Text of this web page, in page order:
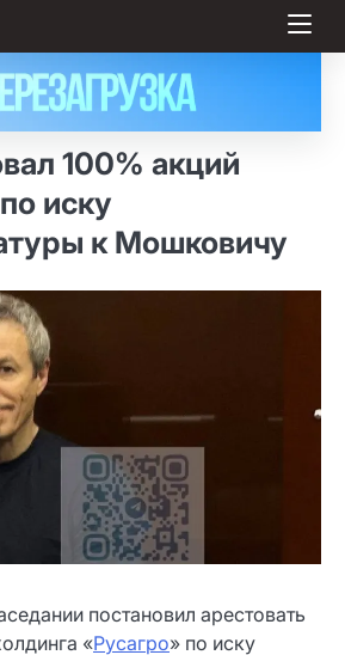
100% акций
иску
к Мошковичу
постановил арестовать
«Русагро» по иску